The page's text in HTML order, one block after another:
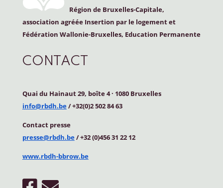
Région de Bruxelles-Capitale,
association agréée Insertion par le logement et
Fédération Wallonie-Bruxelles, Education Permanente
CONTACT
Quai du Hainaut 29, boîte 4· 1080 Bruxelles
info@rbdh.be/ +32(0)2 502 84 63
Contact presse
presse@rbdh.be/ +32 (0)456 31 22 12
www.rbdh-bbrow.be